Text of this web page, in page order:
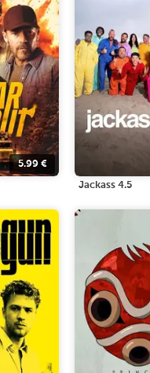
5.99 €
Jackass 4.5